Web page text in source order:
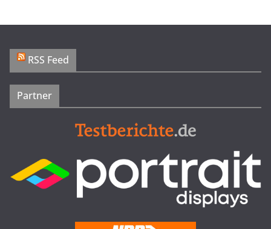
RSS Feed
Partner